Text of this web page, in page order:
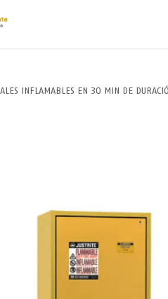
INFLAMABLES EN 30 MIN DE